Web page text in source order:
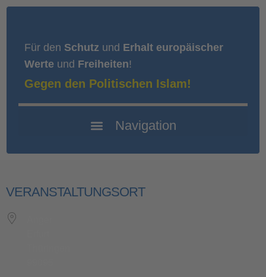
Für den Schutz und Erhalt europäischer
Werte und Freiheiten!
Gegen den Politischen Islam!
VERANSTALTUNGSORT